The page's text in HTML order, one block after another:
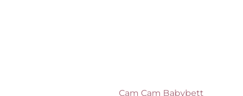
Cam Cam Babybett